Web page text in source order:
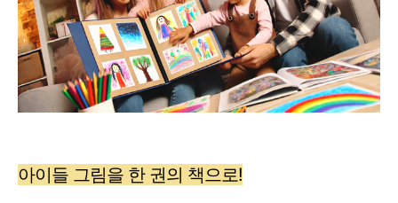
아이들 그림을 한 권의 책으로!